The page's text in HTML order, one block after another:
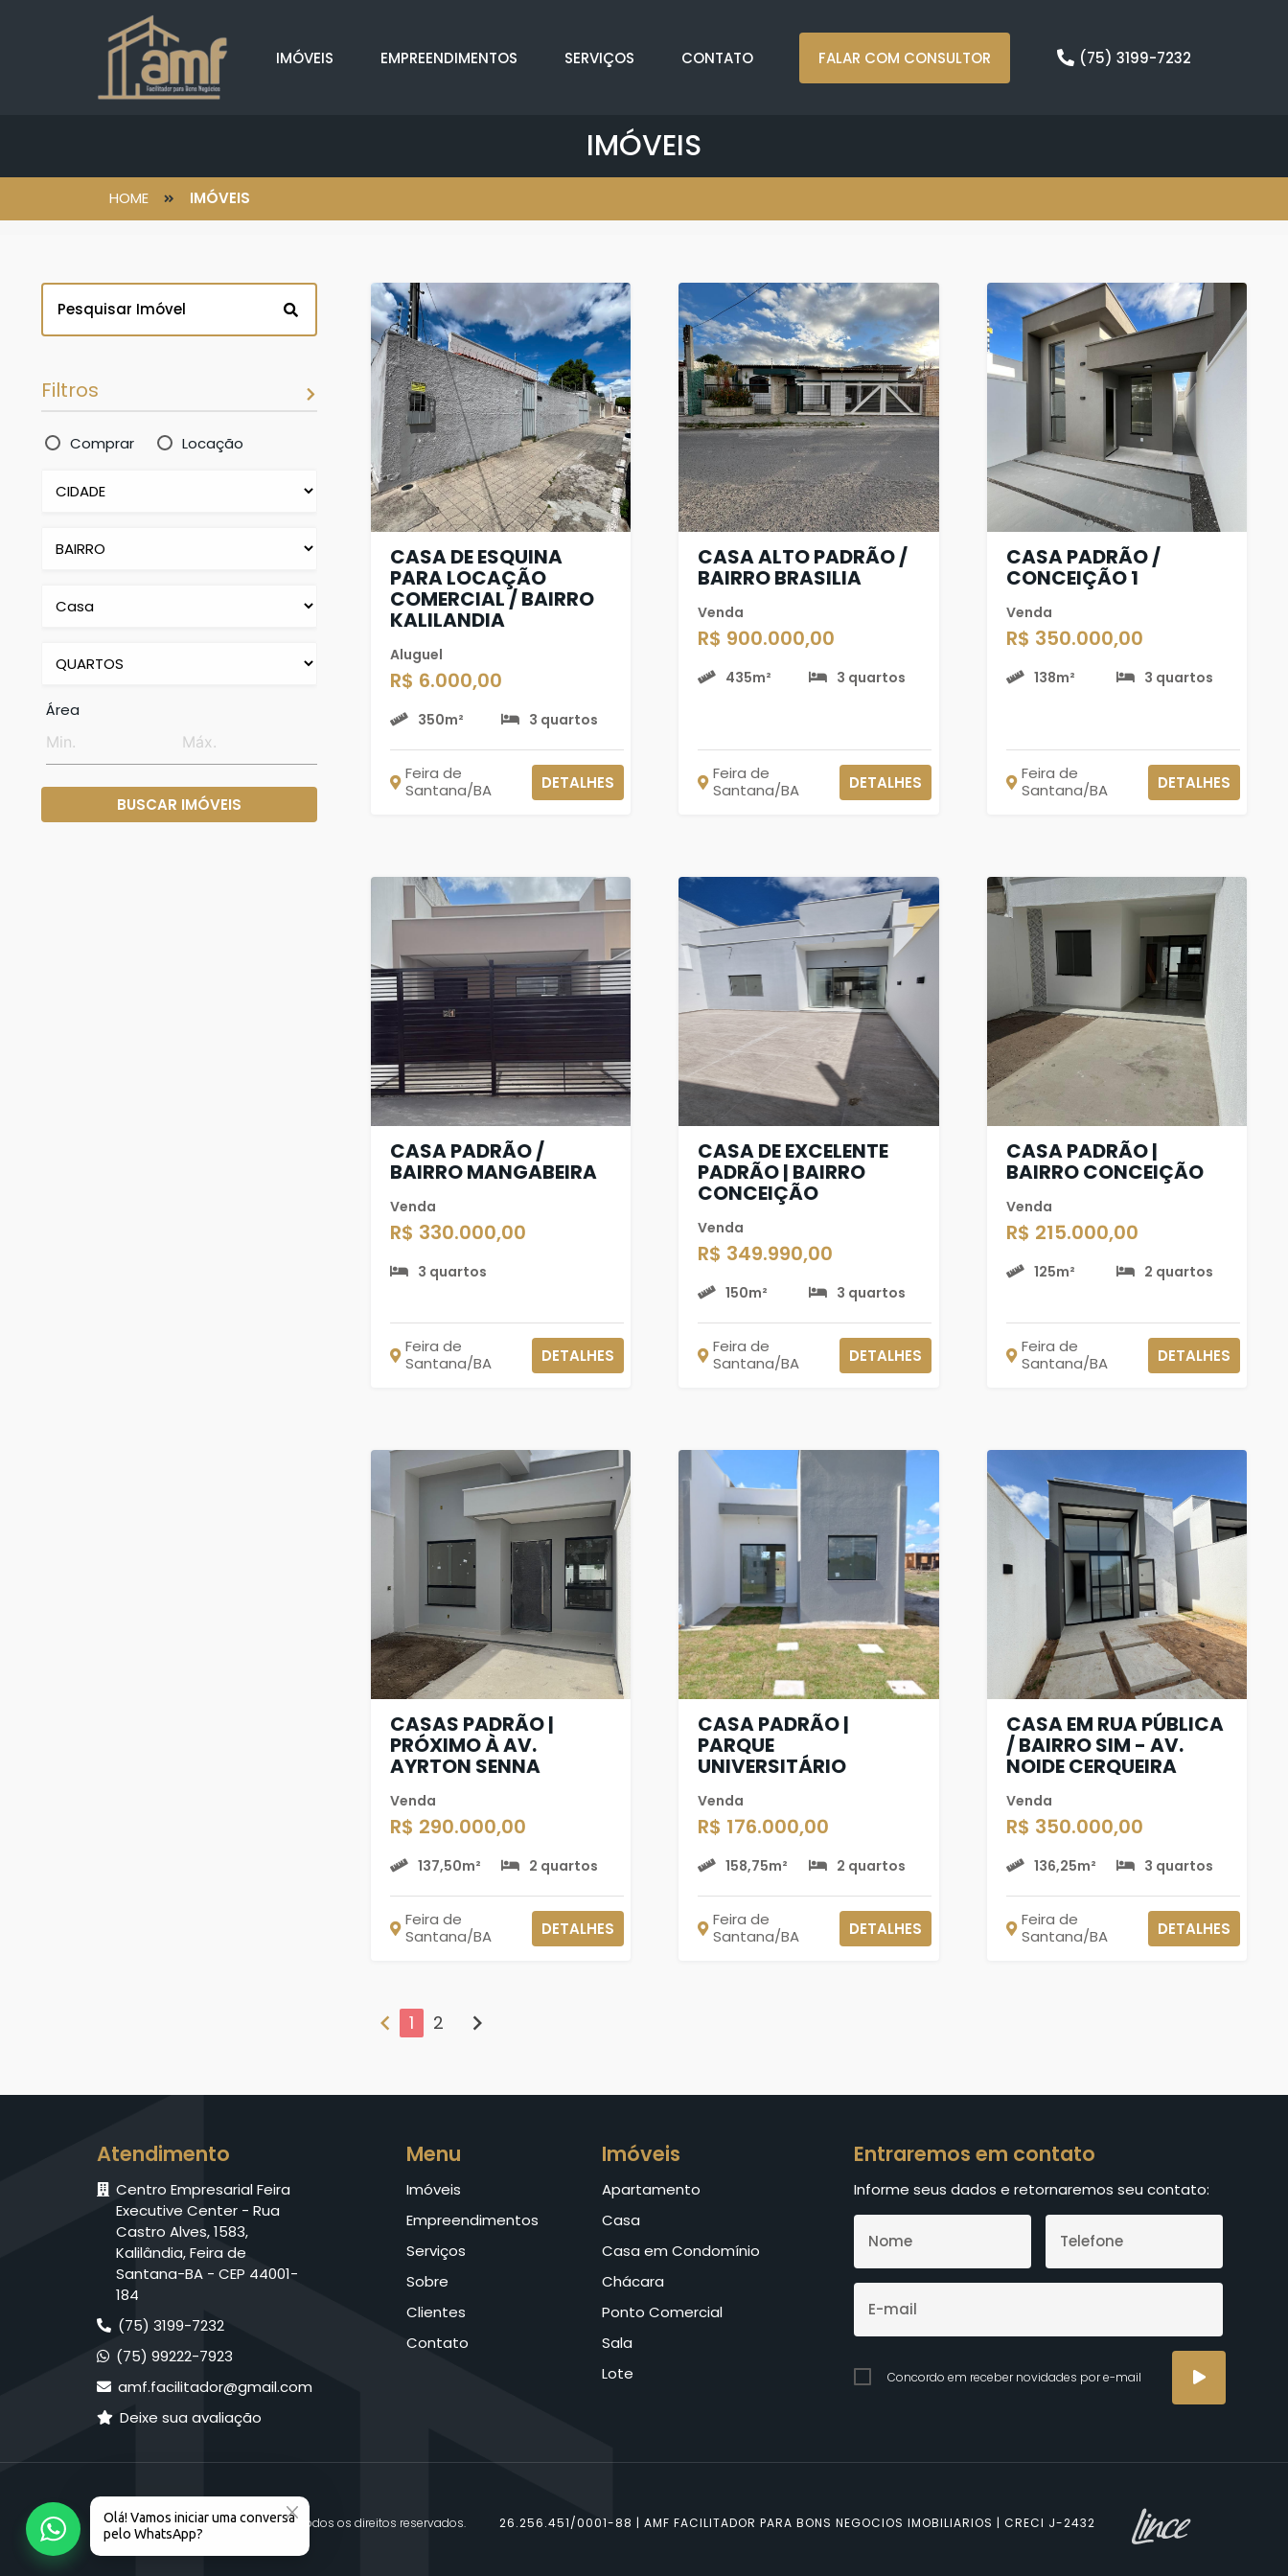
IMÓVEIS EMPREENDIMENTOS SERVIÇOS CONTATO FALAR COM CONSULTOR (75) 3199-7232
IMÓVEIS
HOME IMÓVEIS
Filtros
Comprar Locação
Área
BUSCAR IMÓVEIS
CASA DE ESQUINA
PARA LOCAÇÃO
COMERCIAL / BAIRRO
KALILANDIA
Aluguel
R$ 6.000,00
350m² 3 quartos
Feira de
Santana/BA
DETALHES
CASA ALTO PADRÃO /
BAIRRO BRASILIA
Venda
R$ 900.000,00
435m² 3 quartos
Feira de
Santana/BA
DETALHES
CASA PADRÃO /
CONCEIÇÃO 1
Venda
R$ 350.000,00
138m² 3 quartos
Feira de
Santana/BA
DETALHES
CASA PADRÃO /
BAIRRO MANGABEIRA
Venda
R$ 330.000,00
3 quartos
Feira de
Santana/BA
DETALHES
CASA DE EXCELENTE
PADRÃO | BAIRRO
CONCEIÇÃO
Venda
R$ 349.990,00
150m² 3 quartos
Feira de
Santana/BA
DETALHES
CASA PADRÃO |
BAIRRO CONCEIÇÃO
Venda
R$ 215.000,00
125m² 2 quartos
Feira de
Santana/BA
DETALHES
CASAS PADRÃO |
PRÓXIMO À AV.
AYRTON SENNA
Venda
R$ 290.000,00
137,50m² 2 quartos
Feira de
Santana/BA
DETALHES
CASA PADRÃO |
PARQUE
UNIVERSITÁRIO
Venda
R$ 176.000,00
158,75m² 2 quartos
Feira de
Santana/BA
DETALHES
CASA EM RUA PÚBLICA
/ BAIRRO SIM - AV.
NOIDE CERQUEIRA
Venda
R$ 350.000,00
136,25m² 3 quartos
Feira de
Santana/BA
DETALHES
chevron_left 1 2 chevron_right
Atendimento
Centro Empresarial Feira
Executive Center - Rua
Castro Alves, 1583,
Kalilândia, Feira de
Santana-BA - CEP 44001-
184
(75) 3199-7232
(75) 99222-7923
amf.facilitador@gmail.com
Deixe sua avaliação
Menu
Imóveis
Empreendimentos
Serviços
Sobre
Clientes
Contato
Imóveis
Apartamento
Casa
Casa em Condomínio
Chácara
Ponto Comercial
Sala
Lote
Entraremos em contato
Informe seus dados e retornaremos seu contato:
Concordo em receber novidades por e-mail
© 2026 AMF Facilitador. Todos os direitos reservados. 26.256.451/0001-88 | AMF FACILITADOR PARA BONS NEGOCIOS IMOBILIARIOS | CRECI J-2432